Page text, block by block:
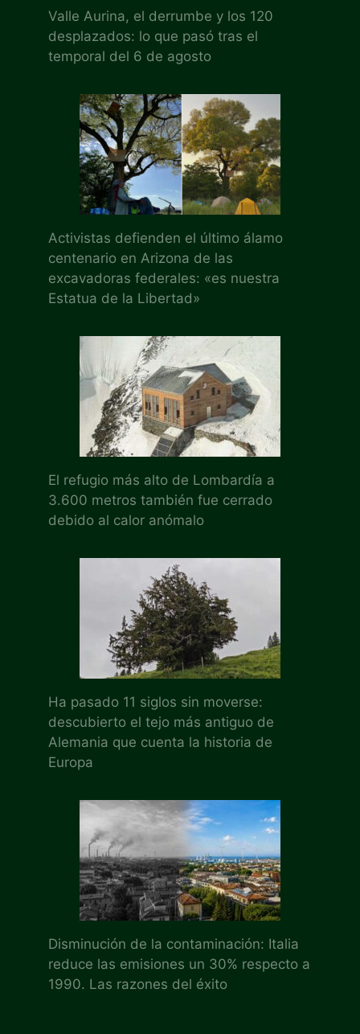
Valle Aurina, el derrumbe y los 120
desplazados: lo que pasó tras el
temporal del 6 de agosto
Activistas defienden el último álamo
centenario en Arizona de las
excavadoras federales: «es nuestra
Estatua de la Libertad»
El refugio más alto de Lombardía a
3.600 metros también fue cerrado
debido al calor anómalo
Ha pasado 11 siglos sin moverse:
descubierto el tejo más antiguo de
Alemania que cuenta la historia de
Europa
Disminución de la contaminación: Italia
reduce las emisiones un 30% respecto a
1990. Las razones del éxito